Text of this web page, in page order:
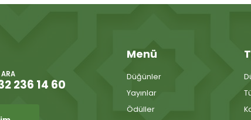
236 14 60
Menü
Düğünler
Yayınlar
Ödüller